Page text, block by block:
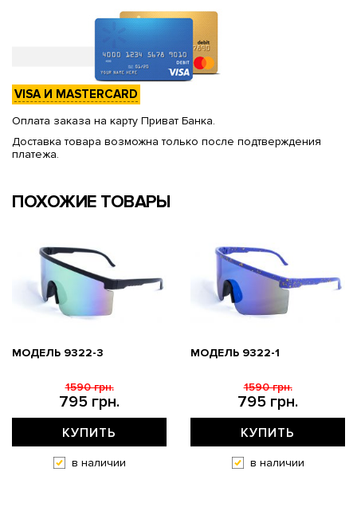
VISA И MASTERCARD
Оплата заказа на карту Приват Банка.
Доставка товара возможна только после подтверждения
платежа.
ПОХОЖИЕ ТОВАРЫ
МОДЕЛЬ 9322-3
795 грн.
1590 грн.
КУПИТЬ
в наличии
МОДЕЛЬ 9322-1
795 грн.
1590 грн.
КУПИТЬ
в наличии